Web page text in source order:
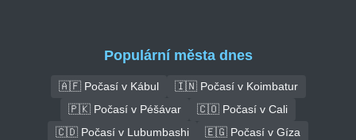
Populární města dnes
🇦🇫 Počasí v Kábul
🇮🇳 Počasí v Koimbatur
🇵🇰 Počasí v Péšávar
🇨🇴 Počasí v Cali
🇨🇩 Počasí v Lubumbashi
🇪🇬 Počasí v Gíza